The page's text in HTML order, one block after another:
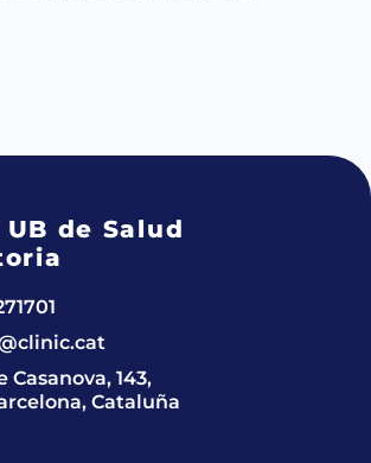
de Salud
Casanova, 143,
Cataluña